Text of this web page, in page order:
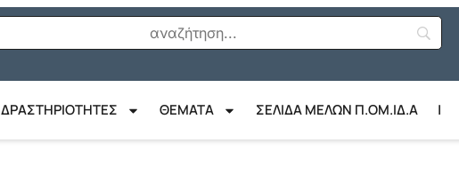
ΔΡΑΣΤΗΡΙΟΤΗΤΕΣ ΘΈΜΑΤΑ ΣΕΛΙΔΑ ΜΕΛΩΝ Π.ΟΜ.ΙΔ.Α |